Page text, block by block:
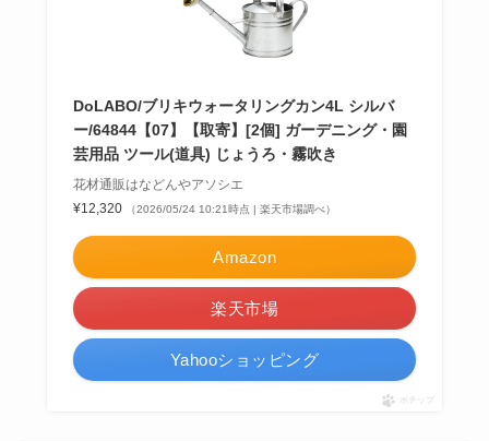
DoLABO/ブリキウォータリングカン4L シルバ
ー/64844【07】【取寄】[2個] ガーデニング・園
芸用品 ツール(道具) じょうろ・霧吹き
花材通販はなどんやアソシエ
¥12,320
（2026/05/24 10:21時点 | 楽天市場調べ）
Amazon
楽天市場
Yahooショッピング
ポチップ